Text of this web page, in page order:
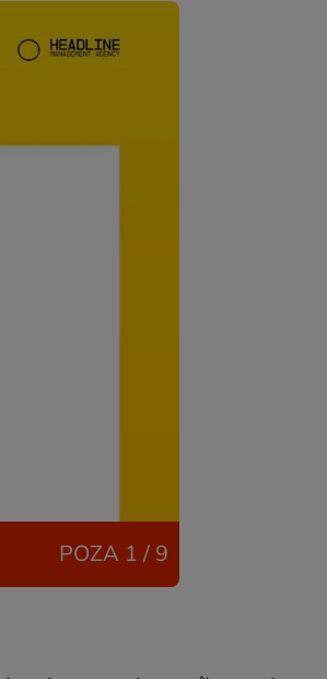
POZA 1 / 9